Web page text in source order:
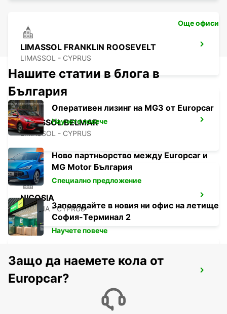
LIMASSOL FRANKLIN ROOSEVELT
LIMASSOL - CYPRUS
LIMASSOL BELMAR
LIMASSOL - CYPRUS
NICOSIA
NICOSIA - CYPRUS
LARNACA
LARNACA - CYPRUS
Още офиси
Нашите статии в блога в
България
Оперативен лизинг на MG3 от Europcar
Научете повече
Ново партньорство между Europcar и
MG Motor България
Специално предложение
Заповядайте в новия ни офис на летище
София-Терминал 2
Научете повече
Защо да наемете кола от
Europcar?